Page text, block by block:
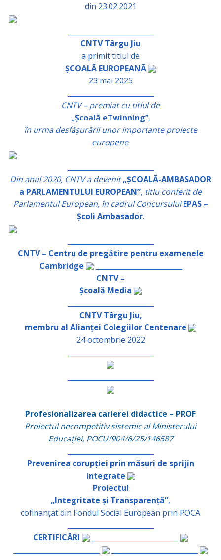
din 23.02.2021
CNTV Târgu Jiu
a primit titlul de
ȘCOALĂ EUROPEANĂ
23 mai 2025
CNTV – premiat cu titlul de
„Școală eTwinning”,
în urma desfășurării unor importante proiecte
europene.
Din anul 2020, CNTV a devenit „ȘCOALĂ-AMBASADOR
a PARLAMENTULUI EUROPEAN”, titlu conferit de
Parlamentul European, în cadrul Concursului EPAS –
Școli Ambasador.
CNTV – Centru de pregătire pentru examenele
Cambridge
_________________________
CNTV –
Școală Media
CNTV Târgu Jiu,
membru al Alianței Colegiilor Centenare
24 octombrie 2022
Profesionalizarea carierei didactice – PROF
Proiectul necompetitiv sistemic al Ministerului
Educației, POCU/904/6/25/146587
Prevenirea corupției prin măsuri de sprijin
integrate
Proiectul
„Integritate și Transparență”,
cofinanțat din Fondul Social European prin POCA
CERTIFICĂRI